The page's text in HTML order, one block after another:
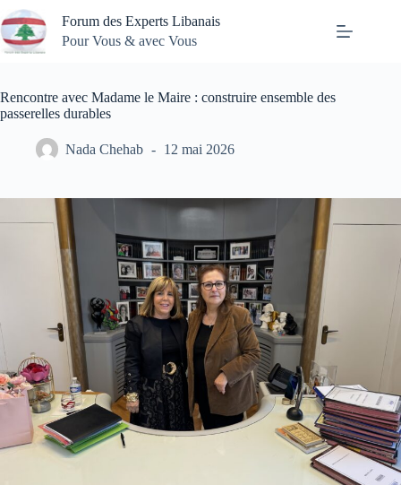
Passer
au
contenu
Forum des Experts Libanais
Pour Vous & avec Vous
Rencontre avec Madame le Maire : construire ensemble des
passerelles durables
Nada Chehab 12 mai 2026